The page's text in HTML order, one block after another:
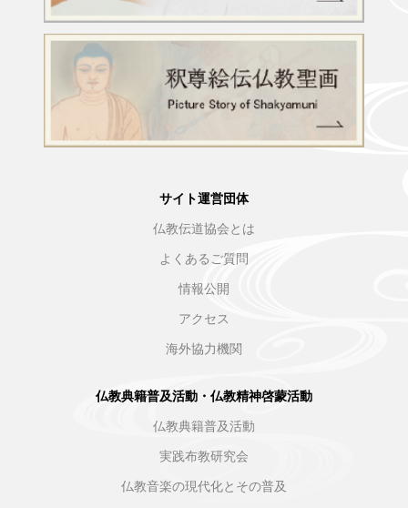
サイト運営団体
仏教伝道協会とは
よくあるご質問
情報公開
アクセス
海外協力機関
仏教典籍普及活動・仏教精神啓蒙活動
仏教典籍普及活動
実践布教研究会
仏教音楽の現代化とその普及